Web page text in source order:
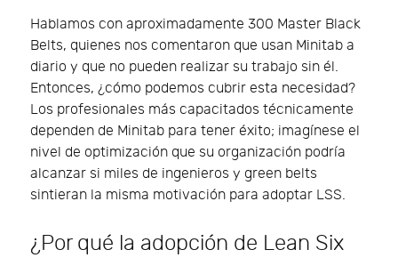
Hablamos con aproximadamente 300 Master Black
Belts, quienes nos comentaron que usan Minitab a
diario y que no pueden realizar su trabajo sin él.
Entonces, ¿cómo podemos cubrir esta necesidad?
Los profesionales más capacitados técnicamente
dependen de Minitab para tener éxito; imagínese el
nivel de optimización que su organización podría
alcanzar si miles de ingenieros y green belts
sintieran la misma motivación para adoptar LSS.
¿Por qué la adopción de Lean Six